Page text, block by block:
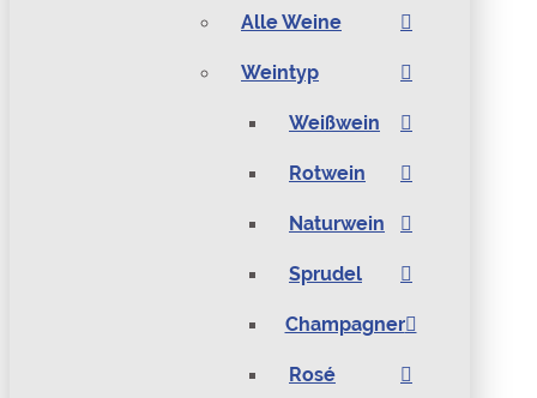
Alle Weine
Weintyp
Weißwein
Rotwein
Naturwein
Sprudel
Champagner
Rosé